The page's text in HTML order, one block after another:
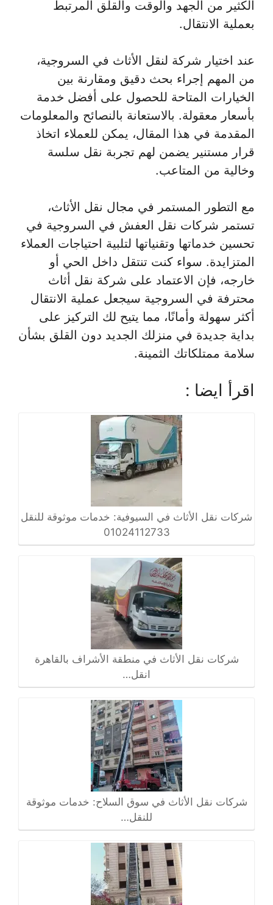
الكثير من الجهد والوقت والقلق المرتبط
بعملية الانتقال.
عند اختيار شركة لنقل الأثاث في السروجية،
من المهم إجراء بحث دقيق ومقارنة بين
الخيارات المتاحة للحصول على أفضل خدمة
بأسعار معقولة. بالاستعانة بالنصائح والمعلومات
المقدمة في هذا المقال، يمكن للعملاء اتخاذ
قرار مستنير يضمن لهم تجربة نقل سلسة
وخالية من المتاعب.
مع التطور المستمر في مجال نقل الأثاث،
تستمر شركات نقل العفش في السروجية في
تحسين خدماتها وتقنياتها لتلبية احتياجات العملاء
المتزايدة. سواء كنت تنتقل داخل الحي أو
خارجه، فإن الاعتماد على شركة نقل أثاث
محترفة في السروجية سيجعل عملية الانتقال
أكثر سهولة وأمانًا، مما يتيح لك التركيز على
بداية جديدة في منزلك الجديد دون القلق بشأن
سلامة ممتلكاتك الثمينة.
اقرأ ايضا :
شركات نقل الأثاث في السيوفية: خدمات موثوقة للنقل
01024112733
شركات نقل الأثاث في منطقة الأشراف بالقاهرة
انقل…
شركات نقل الأثاث في سوق السلاح: خدمات موثوقة
للنقل…